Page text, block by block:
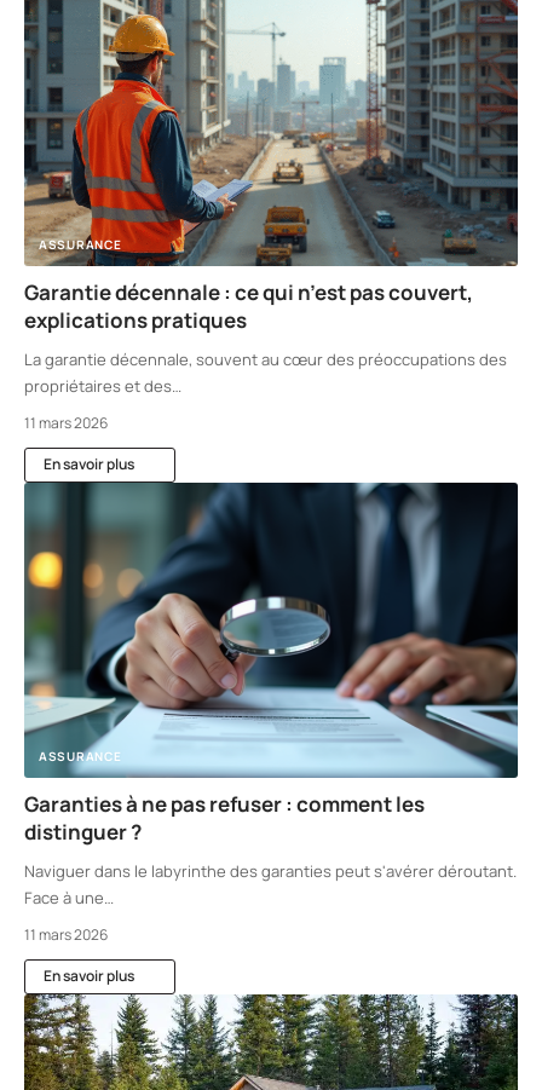
ASSURANCE
Garantie décennale : ce qui n’est pas couvert,
explications pratiques
La garantie décennale, souvent au cœur des préoccupations des
propriétaires et des…
11 mars 2026
En savoir plus
ASSURANCE
Garanties à ne pas refuser : comment les
distinguer ?
Naviguer dans le labyrinthe des garanties peut s'avérer déroutant.
Face à une…
11 mars 2026
En savoir plus